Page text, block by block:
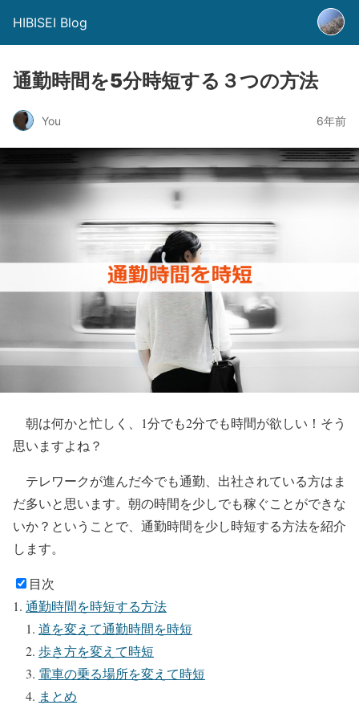
HIBISEI Blog
通勤時間を5分時短する３つの方法
You 6年前
朝は何かと忙しく、1分でも2分でも時間が欲しい！そう
思いますよね？
テレワークが進んだ今でも通勤、出社されている方はま
だ多いと思います。朝の時間を少しでも稼ぐことができな
いか？ということで、通勤時間を少し時短する方法を紹介
します。
目次
通勤時間を時短する方法
道を変えて通勤時間を時短
歩き方を変えて時短
電車の乗る場所を変えて時短
まとめ